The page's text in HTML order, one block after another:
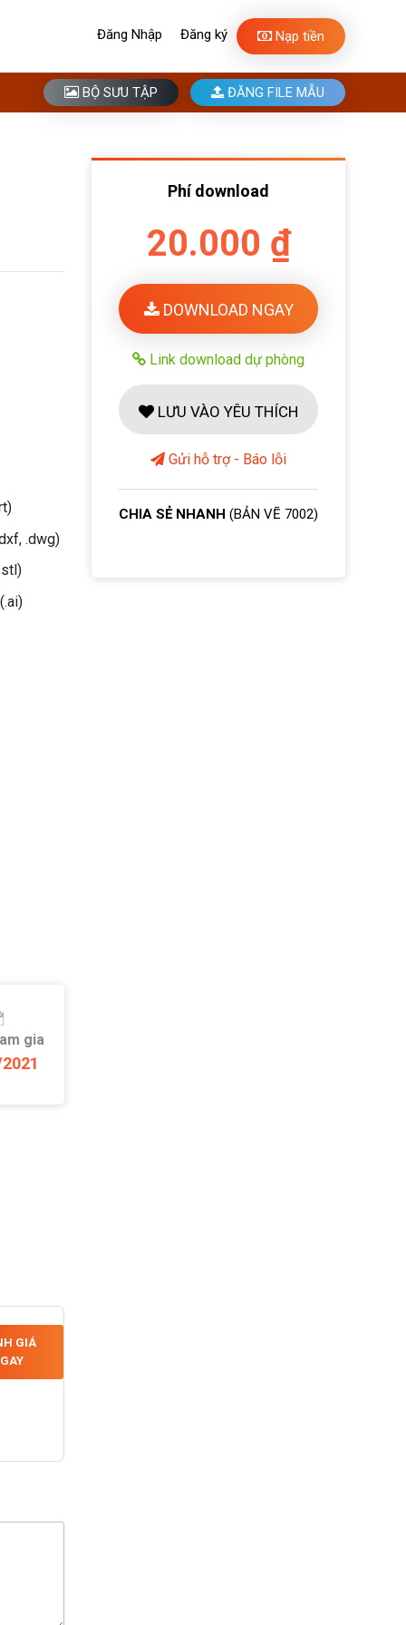
Đăng Nhập Đăng ký Nạp tiền
BỘ SƯU TẬP ĐĂNG FILE MẪU
.dwg)
gia
GIÁ
Phí download
20.000 ₫
DOWNLOAD NGAY
Link download dự phòng
LƯU VÀO YÊU THÍCH
Gửi hỗ trợ - Báo lỗi
CHIA SẺ NHANH (BẢN VẼ 7002)